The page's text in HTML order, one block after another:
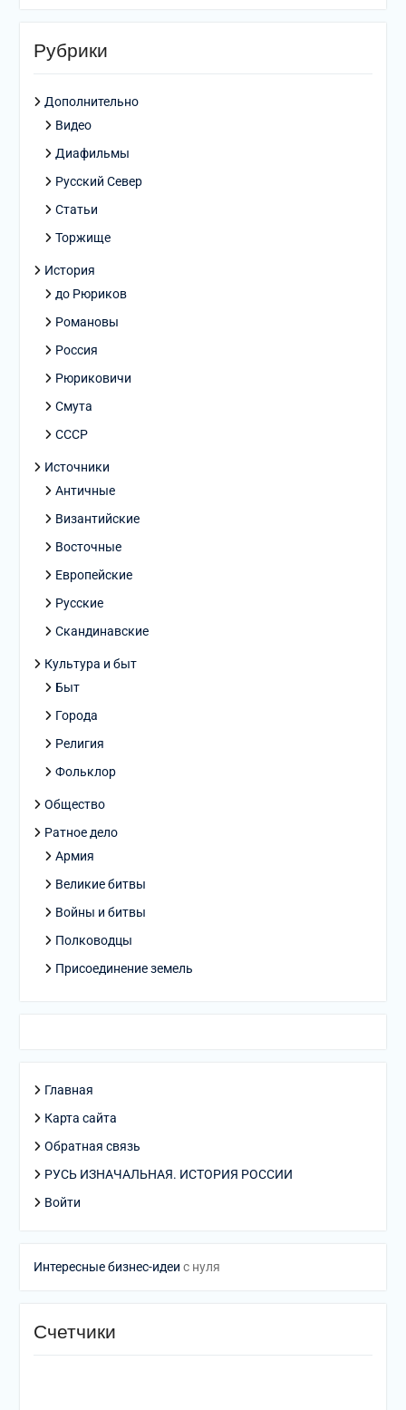
Рубрики
Дополнительно
Видео
Диафильмы
Русский Север
Статьи
Торжище
История
до Рюриков
Романовы
Россия
Рюриковичи
Смута
СССР
Источники
Античные
Византийские
Восточные
Европейские
Русские
Скандинавские
Культура и быт
Быт
Города
Религия
Фольклор
Общество
Ратное дело
Армия
Великие битвы
Войны и битвы
Полководцы
Присоединение земель
Главная
Карта сайта
Обратная связь
РУСЬ ИЗНАЧАЛЬНАЯ. ИСТОРИЯ РОССИИ
Войти
Интересные бизнес-идеи с нуля
Счетчики